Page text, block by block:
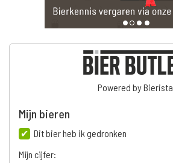
Powered by Bierista
Mijn bieren
Dit bier heb ik gedronken
Mijn cijfer: